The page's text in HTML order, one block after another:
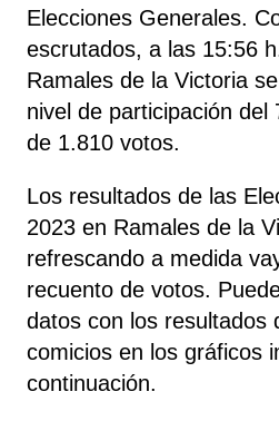
Elecciones Generales.
escrutados, a las 15:56
Ramales de la Victoria
nivel de participación del
de 1.810 votos.
Los resultados de las
2023 en Ramales de la
refrescando a medida
recuento de votos.
datos con los resultados
comicios en los gráficos
continuación.